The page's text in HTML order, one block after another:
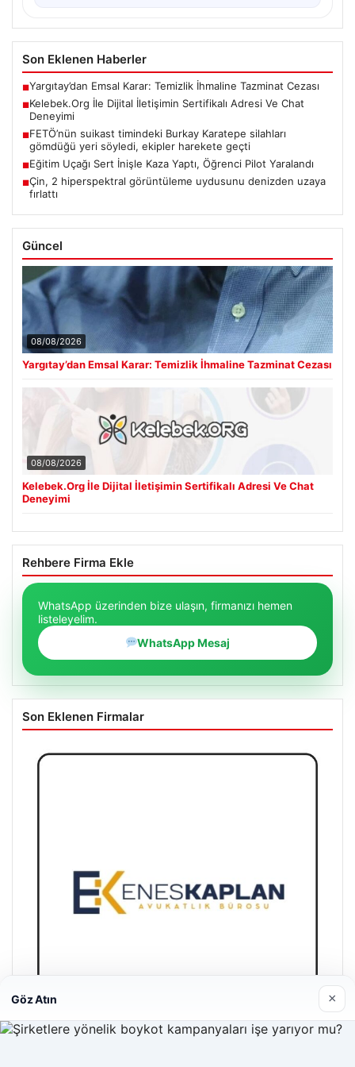
Son Eklenen Haberler
■Yargıtay’dan Emsal Karar: Temizlik İhmaline Tazminat Cezası
■Kelebek.Org İle Dijital İletişimin Sertifikalı Adresi Ve Chat
Deneyimi
■FETÖ’nün suikast timindeki Burkay Karatepe silahları
gömdüğü yeri söyledi, ekipler harekete geçti
■Eğitim Uçağı Sert İnişle Kaza Yaptı, Öğrenci Pilot Yaralandı
■Çin, 2 hiperspektral görüntüleme uydusunu denizden uzaya
fırlattı
Güncel
08/08/2026
Yargıtay’dan Emsal Karar: Temizlik İhmaline Tazminat Cezası
08/08/2026
Kelebek.Org İle Dijital İletişimin Sertifikalı Adresi Ve Chat
Deneyimi
Rehbere Firma Ekle
WhatsApp üzerinden bize ulaşın, firmanızı hemen
listeleyelim.
WhatsApp Mesaj
Son Eklenen Firmalar
Göz Atın ×